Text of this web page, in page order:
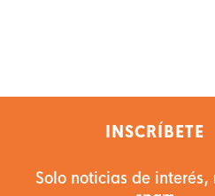
INSCRÍBETE
Solo noticias de